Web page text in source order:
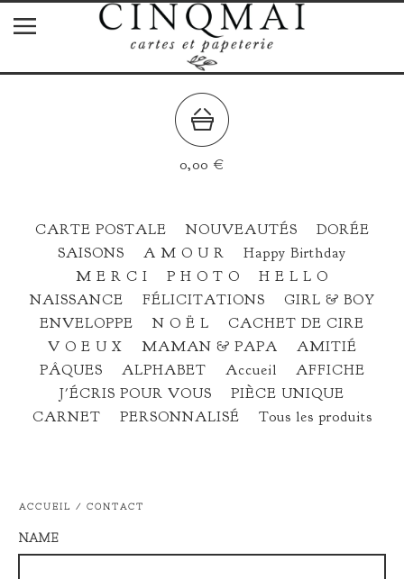
0,00 €
CARTE POSTALE NOUVEAUTÉS
DORÉE
SAISONS
A M O U R
Happy Birthday
M E R C I
P H O T O
H E L L O
NAISSANCE
FÉLICITATIONS
GIRL & BOY
ENVELOPPE
N O Ë L
CACHET DE CIRE
V O E U X
MAMAN & PAPA
AMITIÉ
PÂQUES
ALPHABET Accueil
AFFICHE
J'ÉCRIS POUR VOUS
PIÈCE UNIQUE
CARNET
PERSONNALISÉ Tous les produits
ACCUEIL / CONTACT
NAME